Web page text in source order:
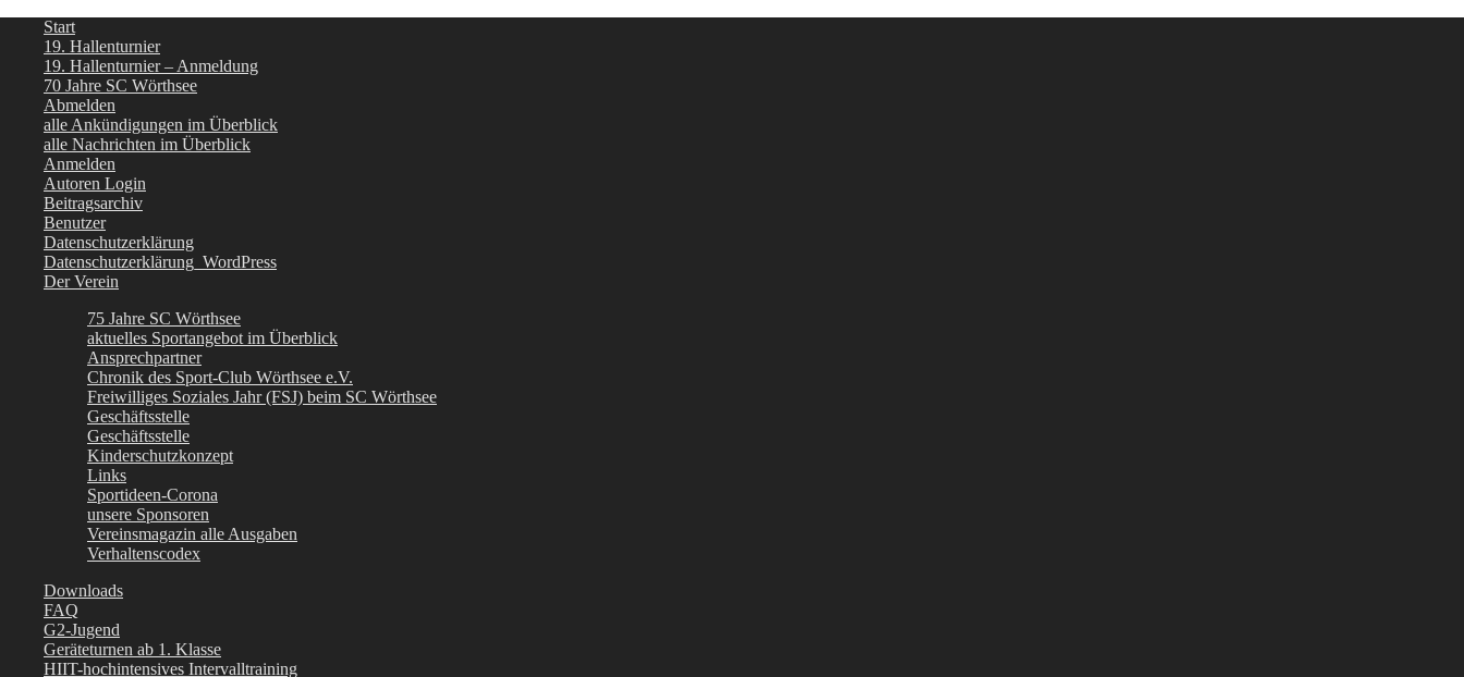
Start
19. Hallenturnier
19. Hallenturnier – Anmeldung
70 Jahre SC Wörthsee
Abmelden
alle Ankündigungen im Überblick
alle Nachrichten im Überblick
Anmelden
Autoren Login
Beitragsarchiv
Benutzer
Datenschutzerklärung
Datenschutzerklärung_WordPress
Der Verein
75 Jahre SC Wörthsee
aktuelles Sportangebot im Überblick
Ansprechpartner
Chronik des Sport-Club Wörthsee e.V.
Freiwilliges Soziales Jahr (FSJ) beim SC Wörthsee
Geschäftsstelle
Geschäftsstelle
Kinderschutzkonzept
Links
Sportideen-Corona
unsere Sponsoren
Vereinsmagazin alle Ausgaben
Verhaltenscodex
Downloads
FAQ
G2-Jugend
Geräteturnen ab 1. Klasse
HIIT-hochintensives Intervalltraining